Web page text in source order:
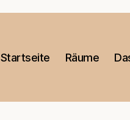
Startseite Räume